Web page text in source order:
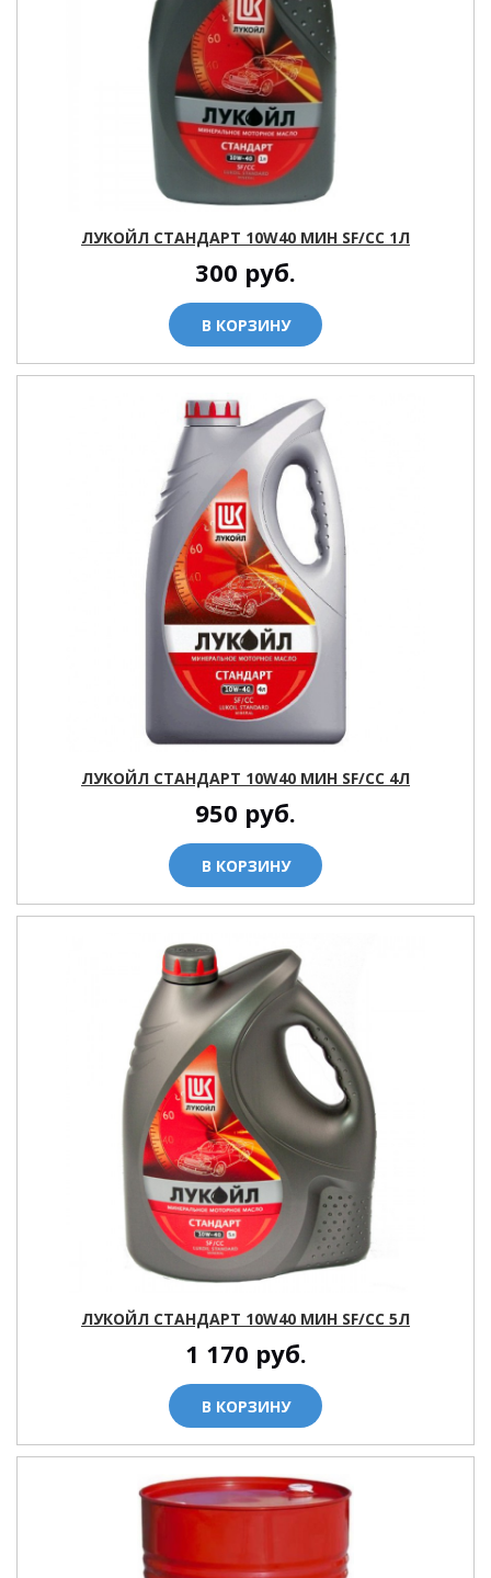
ЛУКОЙЛ СТАНДАРТ 10W40 МИН SF/CC 1Л
300 руб.
В КОРЗИНУ
ЛУКОЙЛ СТАНДАРТ 10W40 МИН SF/CC 4Л
950 руб.
В КОРЗИНУ
ЛУКОЙЛ СТАНДАРТ 10W40 МИН SF/CC 5Л
1 170 руб.
В КОРЗИНУ